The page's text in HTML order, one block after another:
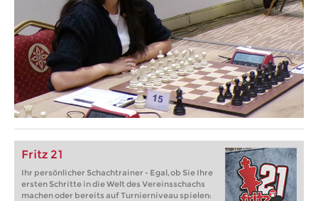
Fritz 21
Ihr persönlicher Schachtrainer - Egal, ob Sie Ihre
ersten Schritte in die Welt des Vereinsschachs
machen oder bereits auf Turnierniveau spielen: